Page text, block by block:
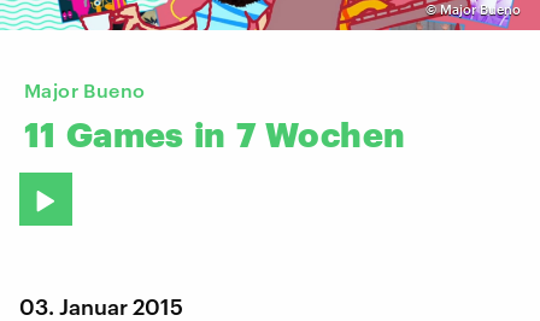
©Major Bueno
Major Bueno
11 Games in 7 Wochen
03. Januar 2015